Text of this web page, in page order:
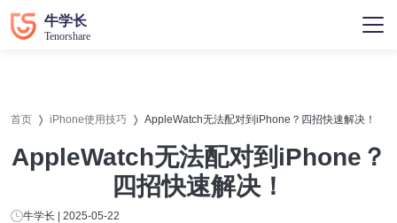
首页 iPhone使用技巧 AppleWatch无法配对到iPhone？四招快速解决！
AppleWatch无法配对到iPhone？
四招快速解决！
牛学长 | 2025-05-22